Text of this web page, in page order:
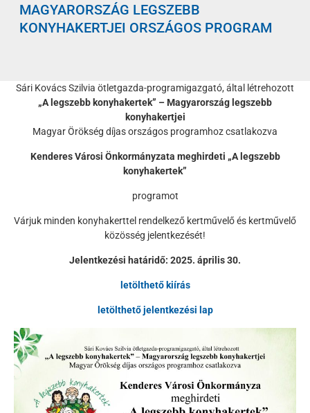
MAGYARORSZÁG LEGSZEBB
KONYHAKERTJEI ORSZÁGOS PROGRAM
Sári Kovács Szilvia ötletgazda-programigazgató, által létrehozott
„A legszebb konyhakertek” – Magyarország legszebb
konyhakertjei
Magyar Örökség díjas országos programhoz csatlakozva
Kenderes Városi Önkormányzata meghirdeti „A legszebb
konyhakertek”
programot
Várjuk minden konyhakerttel rendelkező kertművelő és kertművelő
közösség jelentkezését!
Jelentkezési határidő: 2025. április 30.
letölthető kiírás
letölthető jelentkezési lap